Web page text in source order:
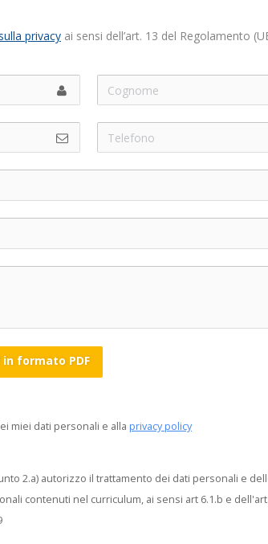
privacy ai sensi dell’art. 13 del Regolamento
in formato PDF
miei dati personali e alla privacy policy
2.a) autorizzo il trattamento dei dati personali e
contenuti nel curriculum, ai sensi art 6.1.b e